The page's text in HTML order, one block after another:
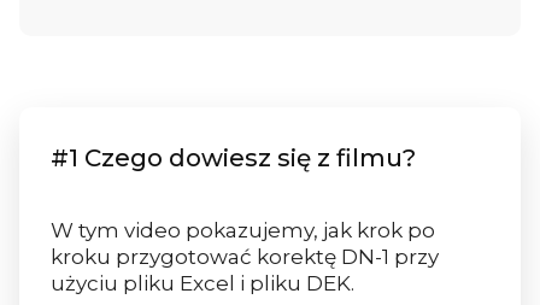
#1 Czego dowiesz się z filmu?
W tym video pokazujemy, jak krok po
kroku przygotować korektę DN-1 przy
użyciu pliku Excel i pliku DEK.